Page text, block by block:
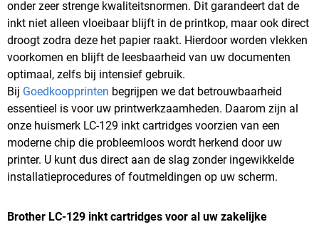
onder zeer strenge kwaliteitsnormen. Dit garandeert dat de
inkt niet alleen vloeibaar blijft in de printkop, maar ook direct
droogt zodra deze het papier raakt. Hierdoor worden vlekken
voorkomen en blijft de leesbaarheid van uw documenten
optimaal, zelfs bij intensief gebruik.
Bij Goedkoopprinten begrijpen we dat betrouwbaarheid
essentieel is voor uw printwerkzaamheden. Daarom zijn al
onze huismerk LC-129 inkt cartridges voorzien van een
moderne chip die probleemloos wordt herkend door uw
printer. U kunt dus direct aan de slag zonder ingewikkelde
installatieprocedures of foutmeldingen op uw scherm.
Brother LC-129 inkt cartridges voor al uw zakelijke